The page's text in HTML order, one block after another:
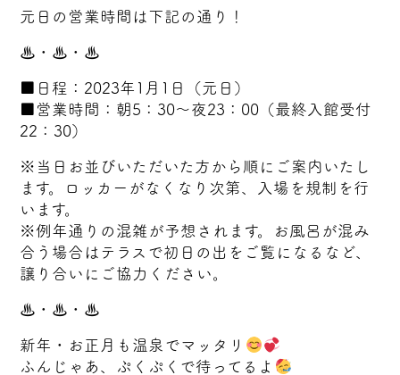
元日の営業時間は下記の通り！
♨・♨・♨
■日程：2023年1月1日（元日）
■営業時間：朝5：30～夜23：00（最終入館受付
22：30）
※当日お並びいただいた方から順にご案内いたし
ます。ロッカーがなくなり次第、入場を規制を行
います。
※例年通りの混雑が予想されます。お風呂が混み
合う場合はテラスで初日の出をご覧になるなど、
譲り合いにご協力ください。
♨・♨・♨
新年・お正月も温泉でマッタリ
ふんじゃあ、ぷくぷくで待ってるよ